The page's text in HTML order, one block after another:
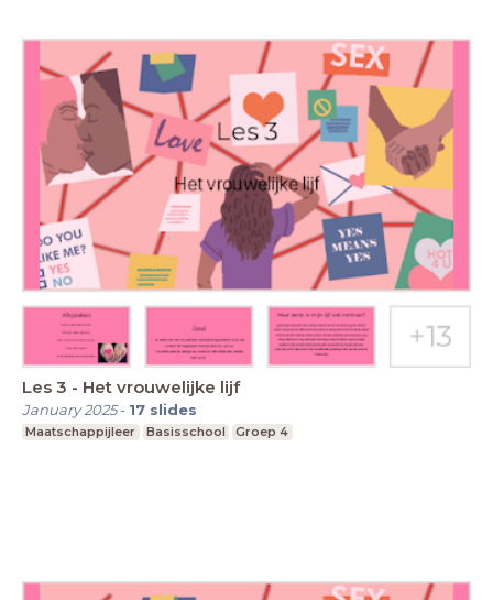
Les 3 - Het vrouwelijke lijf
January 2025- 17 slides
Maatschappijleer Basisschool Groep 4